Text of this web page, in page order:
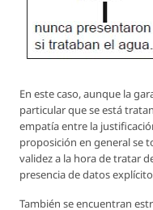
En este caso, aunque la
particular que se está
empatía entre la
proposición en general se
validez a la hora de tratar
presencia de datos
También se encuentran